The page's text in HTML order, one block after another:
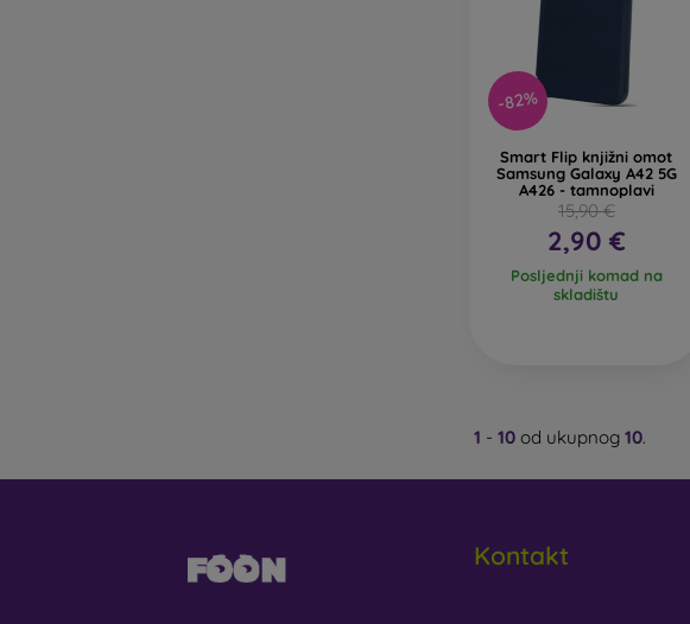
-82%
Smart Flip knjižni omot
Samsung Galaxy A42 5G
A426 - tamnoplavi
15,90 €
2,90 €
Posljednji komad na
skladištu
1 - 10 od ukupnog 10.
Kontakt